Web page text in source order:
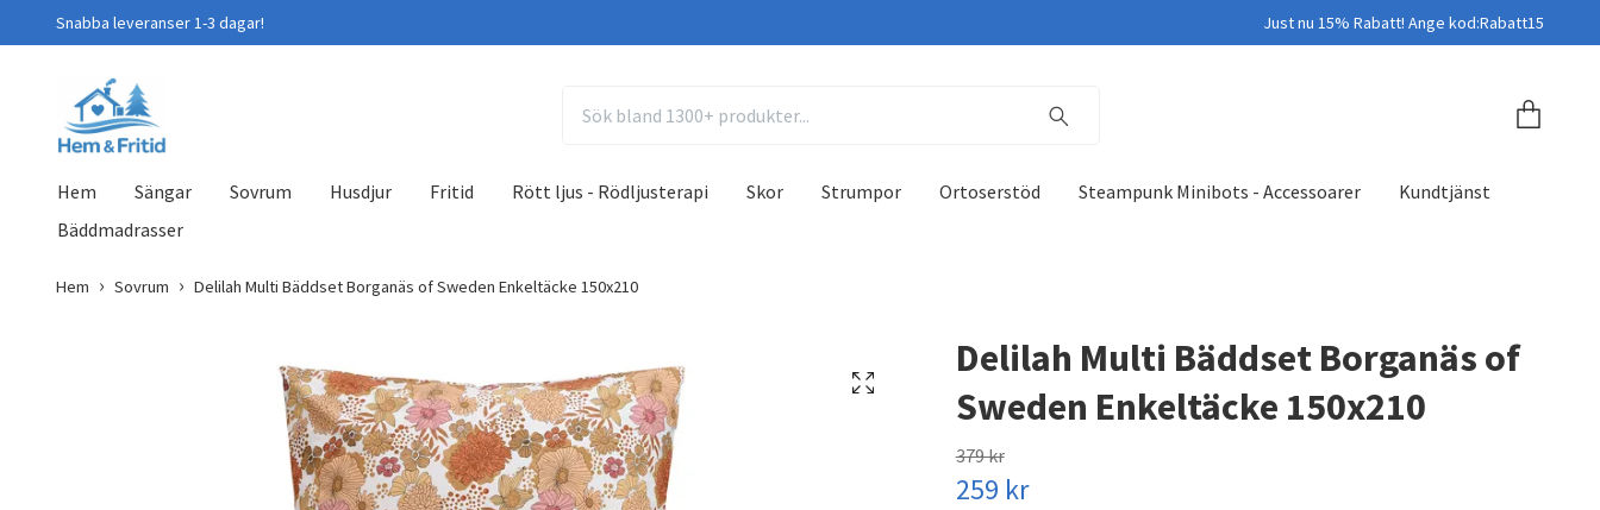
Snabba leveranser 1-3 dagar! Just nu 15% Rabatt! Ange kod:Rabatt15
Hem Sängar Sovrum Husdjur Fritid Rött ljus - Rödljusterapi Skor Strumpor Ortoserstöd Steampunk Minibots - Accessoarer
Kundtjänst
Bäddmadrasser
Hem Sovrum Delilah Multi Bäddset Borganäs of Sweden Enkeltäcke 150x210
Delilah Multi Bäddset Borganäs of
Sweden Enkeltäcke 150x210
379 kr
259 kr